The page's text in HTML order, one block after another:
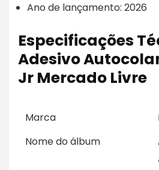
Ano de lançamento: 2026
Especificações
Adesivo
Jr Mercado Livre
Marca
Nome do álbum